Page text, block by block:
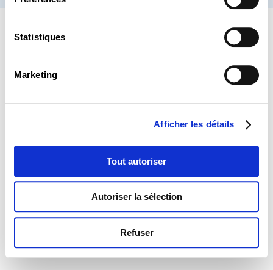
Statistiques
Marketing
Afficher les détails
Tout autoriser
Autoriser la sélection
Refuser